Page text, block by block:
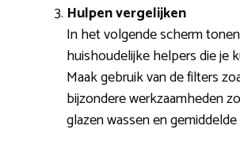
Hulpen vergelijken
In het volgende scherm
huishoudelijke helpers die je
Maak gebruik van de filters
bijzondere werkzaamheden
glazen wassen en